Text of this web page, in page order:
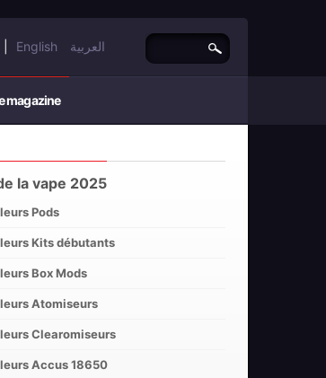
English العربية
magazine
la vape 2025
Pods
Kits débutants
Box Mods
Atomiseurs
Clearomiseurs
Accus 18650